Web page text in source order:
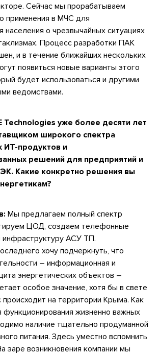
Сейчас мы прорабатываем
применения в МЧС для
населения о чрезвычайных ситуациях
Процесс разработки ПАК
и в течение ближайших нескольких
появиться новые варианты этого
будет использоваться и другими
ведомствами.
Technologies уже более десяти лет
широкого спектра
ИТ-продуктов и
решений для предприятий и
Какие конкретно решения вы
Мы предлагаем полный спектр
ЦОД, создаем телефонные
АСУ ТП.
хочу подчеркнуть, что
– информационная и
энергетических объектов –
особое значение, хотя бы в свете
происходит на территории Крыма. Как
функционирования жизненно важных
наличие тщательно продуманной
питания. Здесь уместно вспомнить
заре возникновения компании мы